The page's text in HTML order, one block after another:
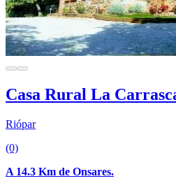
Casa Rural La
Riópar
(0)
A 14.3 Km de Onsares.